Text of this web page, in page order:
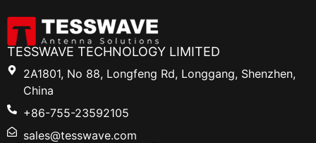
TESSWAVE TECHNOLOGY LIMITED
2A1801, No 88, Longfeng Rd, Longgang, Shenzhen,
China
+86-755-23592105
sales@tesswave.com